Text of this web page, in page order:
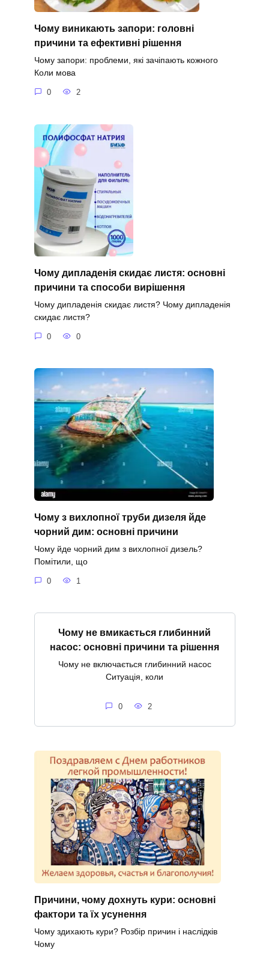
Чому виникають запори: головні
причини та ефективні рішення
Чому запори: проблеми, які зачіпають кожного
Коли мова
0 2
Чому дипладенія скидає листя: основні
причини та способи вирішення
Чому дипладенія скидає листя? Чому дипладенія
скидає листя?
0 0
Чому з вихлопної труби дизеля йде
чорний дим: основні причини
Чому йде чорний дим з вихлопної дизель?
Помітили, що
0 1
Чому не вмикається глибинний
насос: основні причини та рішення
Чому не включається глибинний насос
Ситуація, коли
0 2
Причини, чому дохнуть кури: основні
фактори та їх усунення
Чому здихають кури? Розбір причин і наслідків
Чому